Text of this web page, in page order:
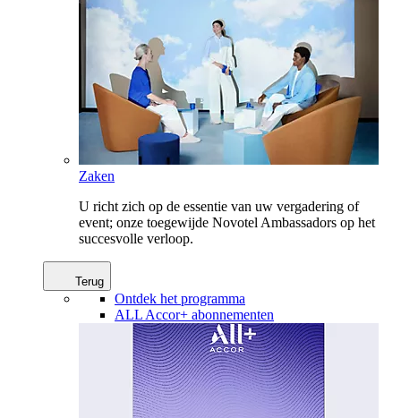
Zaken
U richt zich op de essentie van uw vergadering of
event; onze toegewijde Novotel Ambassadors op het
succesvolle verloop.
Terug
Ontdek het programma
ALL Accor+ abonnementen